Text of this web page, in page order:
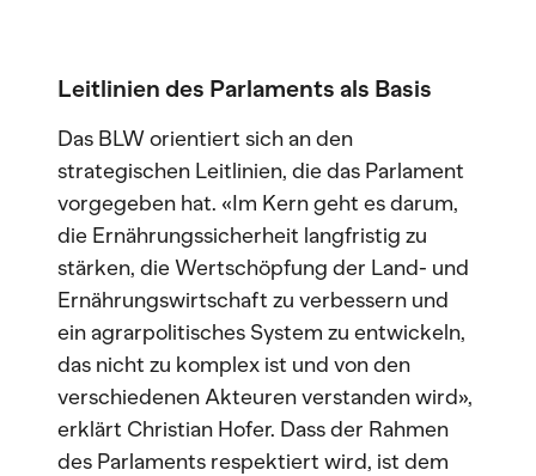
Leitlinien des Parlaments als Basis
Das BLW orientiert sich an den
strategischen Leitlinien, die das Parlament
vorgegeben hat. «Im Kern geht es darum,
die Ernährungssicherheit langfristig zu
stärken, die Wertschöpfung der Land- und
Ernährungswirtschaft zu verbessern und
ein agrarpolitisches System zu entwickeln,
das nicht zu komplex ist und von den
verschiedenen Akteuren verstanden wird»,
erklärt Christian Hofer. Dass der Rahmen
des Parlaments respektiert wird, ist dem